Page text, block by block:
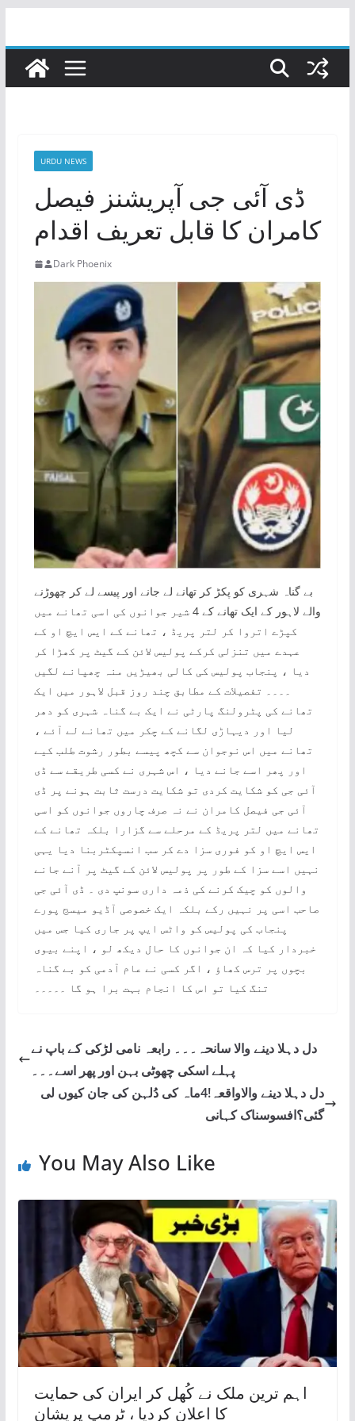
content
URDU NEWS
ڈی آئی جی آپریشنز فیصل
کامران کا قابل تعریف اقدام
Dark Phoenix
بے گناہ شہری کو پکڑ کر تھانے لے جانے اور پیسے لے کر چھوڑنے
والے لاہور کے ایک تھانے کے 4 شیر جوانوں کی اسی تھانے میں
کپڑے اتروا کر لتر پریڈ ، تھانے کے ایس ایچ او کے
عہدے میں تنزلی کرکے پولیس لائن کے گیٹ پر کھڑا کر
دیا ، پنجاب پولیس کی کالی بھیڑیں منہ چھپانے لگیں
۔۔۔۔ تفصیلات کے مطابق چند روز قبل لاہور میں ایک
تھانے کی پٹرولنگ پارٹی نے ایک بے گناہ شہری کو دھر
لیا اور دیہاڑی لگانے کے چکر میں تھانے لے آئے ،
تھانے میں اس نوجوان سے کچھ پیسے بطور رشوت طلب کیے
اور پھر اسے جانے دیا ، اس شہری نے کسی طریقے سے ڈی
آئی جی کو شکایت کردی تو شکایت درست ثابت ہونے پر ڈی
آئی جی فیصل کامران نے نہ صرف چاروں جوانوں کو اسی
تھانے میں لتر پریڈ کے مرحلے سے گزارا بلکہ تھانے کے
ایس ایچ او کو فوری سزا دے کر سب انسپکٹربنا دیا یہی
نہیں اسے سزا کے طور پر پولیس لائن کے گیٹ پر آنے جانے
والوں کو چیک کرنے کی ذمہ داری سونپ دی ۔ ڈی آئی جی
صاحب اسی پر نہیں رکے بلکہ ایک خصوصی آڈیو میسج پورے
پنجاب کی پولیس کو واٹس ایپ پر جاری کیا جس میں
خبردار کیا کہ ان جوانوں کا حال دیکھ لو ، اپنے بیوی
بچوں پر ترس کھاؤ ، اگر کسی نے عام آدمی کو بے گناہ
تنگ کیا تو اس کا انجام بہت برا ہو گا ۔۔۔۔۔
دل دہلا دینے والا سانحہ۔۔۔ رابعہ نامی لڑکی کے باپ نے
پہلے اسکی چھوٹی بہن اور پھر اسے۔۔۔
دل دہلا دینے والاواقعہ!4ماہ کی دُلہن کی جان کیوں لی
گئی؟افسوسناک کہانی
You May Also Like
اہم ترین ملک نے کُھل کر ایران کی حمایت
کا اعلان کردیا ، ٹرمپ پریشان